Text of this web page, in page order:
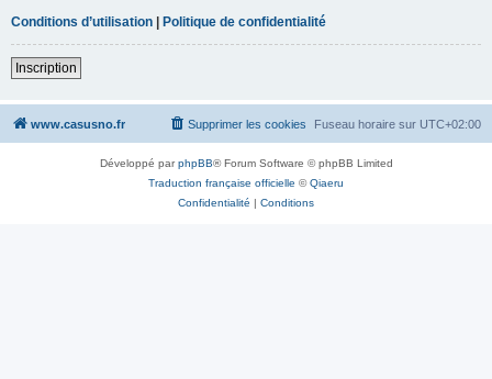
Conditions d’utilisation | Politique de confidentialité
Inscription
www.casusno.fr Fuseau horaire sur UTC+02:00
Supprimer les cookies
Développé parphpBB® Forum Software © phpBB Limited
Traduction française officielle ©Qiaeru
Confidentialité | Conditions